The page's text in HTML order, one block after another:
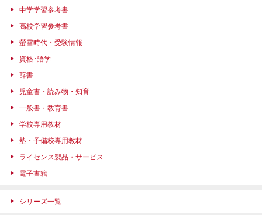
中学学習参考書
高校学習参考書
螢雪時代・受験情報
資格･語学
辞書
児童書・読み物・知育
一般書・教育書
学校専用教材
塾・予備校専用教材
ライセンス製品・サービス
電子書籍
シリーズ一覧